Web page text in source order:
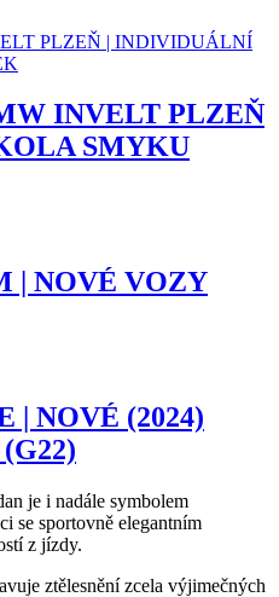
INVELT PLZEŇ
SMYKU
| NOVÉ VOZY
| NOVÉ (2024)
je i nadále symbolem
se sportovně elegantním
z jízdy.
ztělesnění zcela výjimečných